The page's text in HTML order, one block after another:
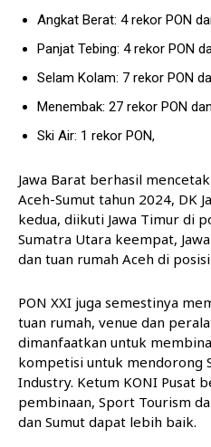
Angkat Berat: 4 rekor PON
Panjat Tebing: 4 rekor PON
Selam Kolam: 7 rekor PON
Menembak: 27 rekor PON
Ski Air: 1 rekor PON,
Jawa Barat berhasil
Aceh-Sumut tahun 2024, DK
kedua, diikuti Jawa Timur di
Sumatra Utara keempat,
dan tuan rumah Aceh di
PON XXI juga semestinya
tuan rumah, venue dan
dimanfaatkan untuk
kompetisi untuk mendorong
Industry. Ketum KONI Pusat
pembinaan, Sport Tourism
dan Sumut dapat lebih baik.